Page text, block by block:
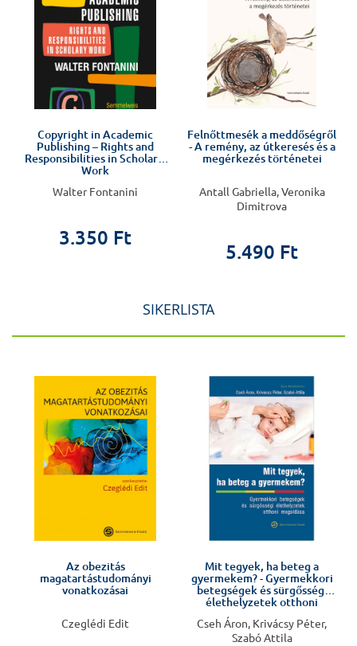
Copyright in Academic
Publishing – Rights and
Responsibilities in Scholarly
Work
Walter Fontanini
3.350 Ft
Felnőttmesék a meddőségről
- A remény, az útkeresés és a
megérkezés történetei
Antall Gabriella, Veronika
Dimitrova
5.490 Ft
SIKERLISTA
Az obezitás
magatartástudományi
vonatkozásai
Czeglédi Edit
Mit tegyek, ha beteg a
gyermekem? - Gyermekkori
betegségek és sürgősségi
élethelyzetek otthoni
Cseh Áron, Krivácsy Péter,
Szabó Attila